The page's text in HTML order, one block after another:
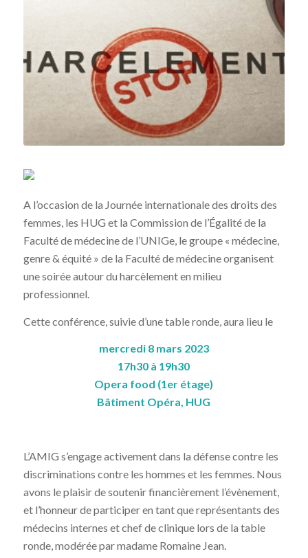
A l’occasion de la Journée internationale des droits des
femmes, les HUG et la Commission de l’Égalité de la
Faculté de médecine de l’UNIGe, le groupe « médecine,
genre & équité » de la Faculté de médecine organisent
une soirée autour du harcèlement en milieu
professionnel.
Cette conférence, suivie d’une table ronde, aura lieu le
mercredi 8 mars 2023
17h30 à 19h30
Opera food (1er étage)
Bâtiment Opéra, HUG
L’AMIG s’engage activement dans la défense contre les
discriminations contre les hommes et les femmes. Nous
avons le plaisir de soutenir financièrement l’évènement,
et l’honneur de participer en tant que représentants des
médecins internes et chef de clinique lors de la table
ronde, modérée par madame Romaine Jean.